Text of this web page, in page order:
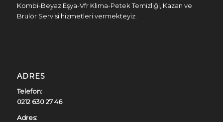
Kombi-Beyaz Eşya-Vfr Klima-Petek Temizliği, Kazan ve
Brülör Servisi hizmetleri vermekteyiz.
ADRES
Telefon:
0212 630 27 46
Adres: